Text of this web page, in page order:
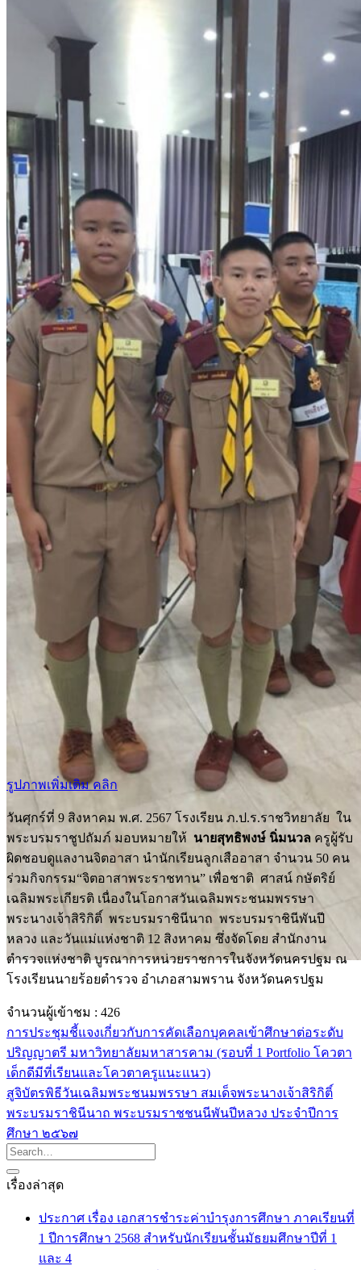
รูปภาพเพิ่มเติม คลิก
วันศุกร์ที่ 9 สิงหาคม พ.ศ. 2567 โรงเรียน ภ.ป.ร.ราชวิทยาลัย ใน
พระบรมราชูปถัมภ์ มอบหมายให้ นายสุทธิพงษ์ นิ่มนวล ครูผู้รับ
ผิดชอบดูแลงานจิตอาสา นำนักเรียนลูกเสืออาสา จำนวน 50 คน
ร่วมกิจกรรม“จิตอาสาพระราชทาน” เพื่อชาติ ศาสน์ กษัตริย์
เฉลิมพระเกียรติ เนื่องในโอกาสวันเฉลิมพระชนมพรรษา
พระนางเจ้าสิริกิติ์ พระบรมราชินีนาถ พระบรมราชินีพันปี
หลวง และวันแม่แห่งชาติ 12 สิงหาคม ซึ่งจัดโดย สำนักงาน
ตำรวจแห่งชาติ บูรณาการหน่วยราชการในจังหวัดนครปฐม ณ
โรงเรียนนายร้อยตำรวจ อำเภอสามพราน จังหวัดนครปฐม
จำนวนผู้เข้าชม : 426
การประชุมชี้แจงเกี่ยวกับการคัดเลือกบุคคลเข้าศึกษาต่อระดับ
ปริญญาตรี มหาวิทยาลัยมหาสารคาม (รอบที่ 1 Portfolio โควตา
เด็กดีมีที่เรียนและโควตาครูแนะแนว)
สูจิบัตรพิธีวันเฉลิมพระชนมพรรษา สมเด็จพระนางเจ้าสิริกิติ์
พระบรมราชินีนาถ พระบรมราชชนนีพันปีหลวง ประจำปีการ
ศึกษา ๒๕๖๗
เรื่องล่าสุด
ประกาศ เรื่อง เอกสารชำระค่าบำรุงการศึกษา ภาคเรียนที่
1 ปีการศึกษา 2568 สำหรับนักเรียนชั้นมัธยมศึกษาปีที่ 1
และ 4